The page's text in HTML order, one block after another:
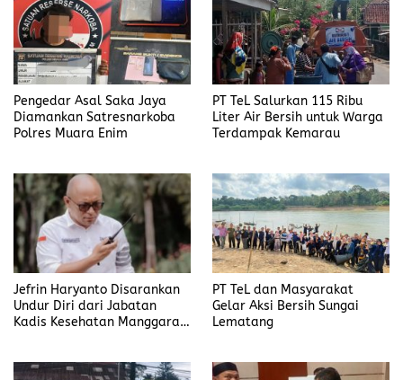
Pengedar Asal Saka Jaya
Diamankan Satresnarkoba
Polres Muara Enim
PT TeL Salurkan 115 Ribu
Liter Air Bersih untuk Warga
Terdampak Kemarau
Jefrin Haryanto Disarankan
Undur Diri dari Jabatan
Kadis Kesehatan Manggarai,
PT TeL dan Masyarakat
Gelar Aksi Bersih Sungai
Lematang